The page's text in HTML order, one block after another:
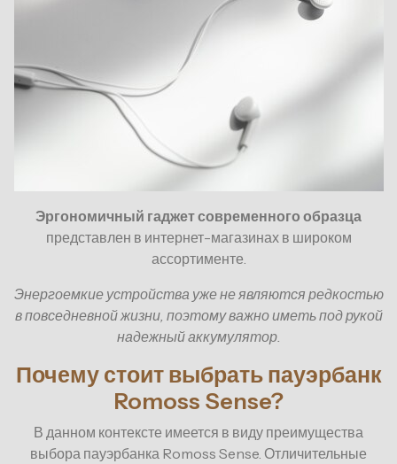
Эргономичный гаджет современного образца
представлен в интернет-магазинах в широком
ассортименте.
Энергоемкие устройства уже не являются редкостью
в повседневной жизни, поэтому важно иметь под рукой
надежный аккумулятор.
Почему стоит выбрать пауэрбанк
Romoss Sense?
В данном контексте имеется в виду преимущества
выбора пауэрбанка Romoss Sense. Отличительные